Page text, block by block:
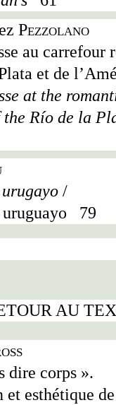
Pezzolano
au carrefour
et de l’
at the
the Río de la
/
79
AU
dire corps ».
esthétique